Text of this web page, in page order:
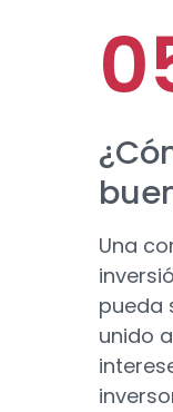
Una
pueda
unido